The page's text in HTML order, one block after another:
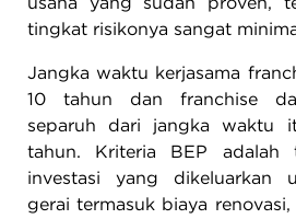
tingkat risikonya sangat
Jangka waktu kerjasama
10 tahun dan franchise
separuh dari jangka waktu
tahun. Kriteria BEP adalah
investasi yang dikeluarkan
gerai termasuk biaya